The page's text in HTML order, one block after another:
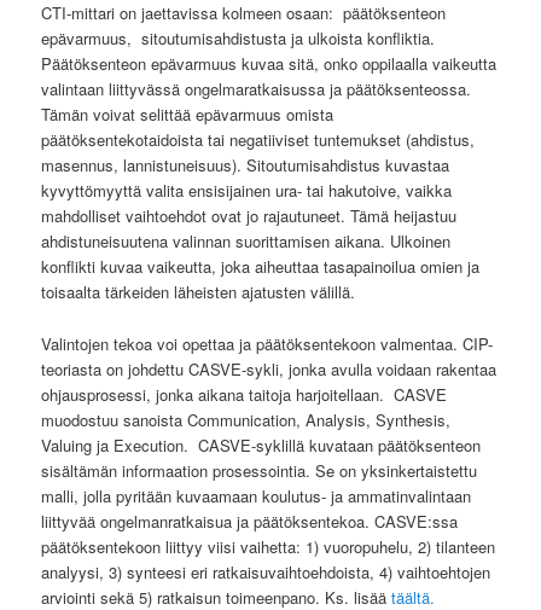
CTI-mittari on jaettavissa kolmeen osaan: päätöksenteon
epävarmuus, sitoutumisahdistusta ja ulkoista konfliktia.
Päätöksenteon epävarmuus kuvaa sitä, onko oppilaalla vaikeutta
valintaan liittyvässä ongelmaratkaisussa ja päätöksenteossa.
Tämän voivat selittää epävarmuus omista
päätöksentekotaidoista tai negatiiviset tuntemukset (ahdistus,
masennus, lannistuneisuus). Sitoutumisahdistus kuvastaa
kyvyttömyyttä valita ensisijainen ura- tai hakutoive, vaikka
mahdolliset vaihtoehdot ovat jo rajautuneet. Tämä heijastuu
ahdistuneisuutena valinnan suorittamisen aikana. Ulkoinen
konflikti kuvaa vaikeutta, joka aiheuttaa tasapainoilua omien ja
toisaalta tärkeiden läheisten ajatusten välillä.
Valintojen tekoa voi opettaa ja päätöksentekoon valmentaa. CIP-
teoriasta on johdettu CASVE-sykli, jonka avulla voidaan rakentaa
ohjausprosessi, jonka aikana taitoja harjoitellaan. CASVE
muodostuu sanoista Communication, Analysis, Synthesis,
Valuing ja Execution. CASVE-syklillä kuvataan päätöksenteon
sisältämän informaation prosessointia. Se on yksinkertaistettu
malli, jolla pyritään kuvaamaan koulutus- ja ammatinvalintaan
liittyvää ongelmanratkaisua ja päätöksentekoa. CASVE:ssa
päätöksentekoon liittyy viisi vaihetta: 1) vuoropuhelu, 2) tilanteen
analyysi, 3) synteesi eri ratkaisuvaihtoehdoista, 4) vaihtoehtojen
arviointi sekä 5) ratkaisun toimeenpano. Ks. lisäätäältä.